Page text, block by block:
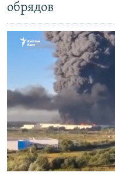
обрядов